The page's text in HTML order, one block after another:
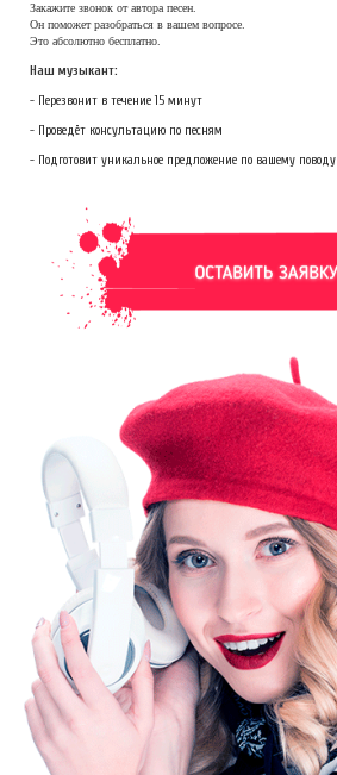
Закажите звонок от автора песен.
Он поможет разобраться в вашем вопросе.
Это абсолютно бесплатно.
Наш музыкант:
- Перезвонит в течение 15 минут
- Проведёт консультацию по песням
- Подготовит уникальное предложение по вашему поводу